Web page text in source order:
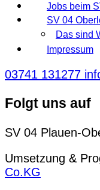
Jobs beim
SV 04
Das sind
Impressum
03741 131277
Folgt uns auf
SV 04 Plauen-
Umsetzung &
Co.KG